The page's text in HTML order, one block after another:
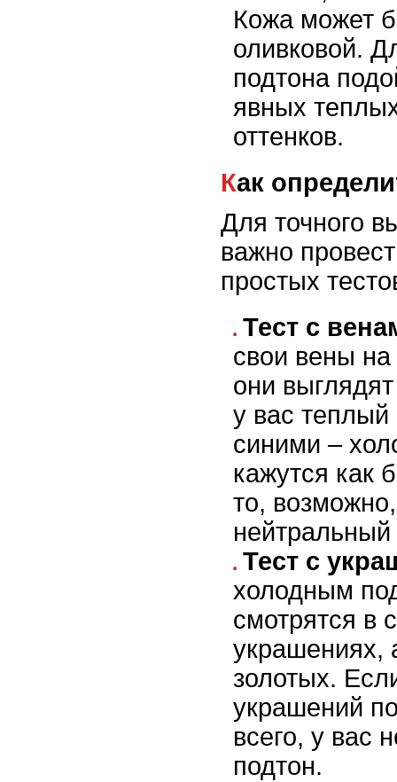
Кожа может
оливковой.
подтона
явных
оттенков.
Как
Для точного
важно
простых
Тест с
свои вены на
они
у вас
синими –
кажутся как
то,
нейтральный
Тест с
холодным
смотрятся в
украшениях,
золотых.
украшений
всего, у вас
подтон.